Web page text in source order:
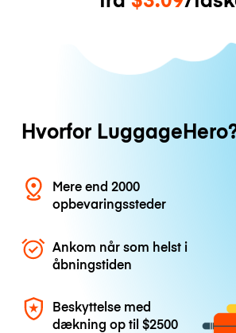
Hvorfor
Mere end 2000
opbevaringssteder
Ankom når som helst i
åbningstiden
Beskyttelse med
dækning op til$2500